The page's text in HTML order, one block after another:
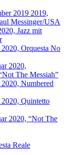
2019 2019,
Messinger/USA
Jazz mit
Orquesta No
2020,
The Messiah”
Numbered
2020, Quintetto
2020, “Not The
Reale